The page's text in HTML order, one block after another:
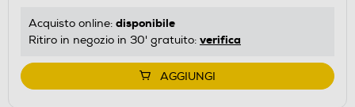
Acquisto online: disponibile
Ritiro in negozio in 30' gratuito: verifica
AGGIUNGI